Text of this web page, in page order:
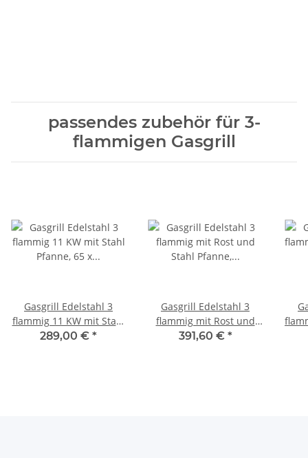
passendes zubehör für 3-
flammigen Gasgrill
Gasgrill Edelstahl 3
flammig 11 KW mit Stahl
Pfanne, 65 x 53 x 27 cm
289,00 € *
Gasgrill Edelstahl 3
flammig mit Rost und
Stahl Pfanne, 65 x 53 x
391,60 € *